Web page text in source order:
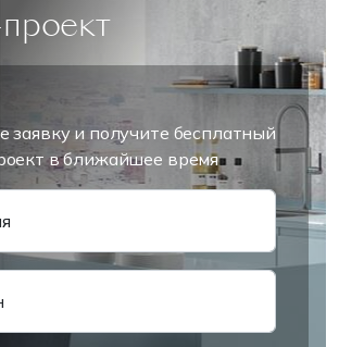
заявку и получите бесплатный
в ближайшее время